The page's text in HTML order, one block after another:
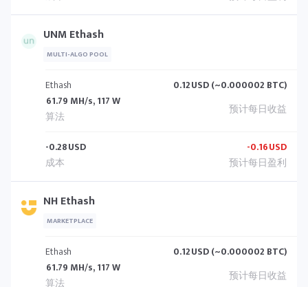
UNM Ethash
MULTI-ALGO POOL
Ethash
61.79 MH/s, 117 W
0.12USD (~0.000002 BTC)
-0.28USD -0.16USD
NH Ethash
MARKETPLACE
Ethash
61.79 MH/s, 117 W
0.12USD (~0.000002 BTC)